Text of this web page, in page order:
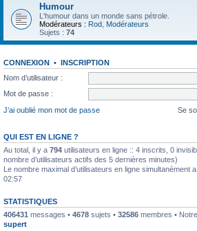
Humour
L'humour dans un monde sans pétrole.
Modérateurs : Rod Modérateurs
Sujets : 74
CONNEXION • INSCRIPTION
Nom d’utilisateur :
Mot de passe :
J’ai oublié mon mot de passe
Se
QUI EST EN LIGNE ?
Au total, il y a 794 utilisateurs en ligne :: 4 inscrits, 0
nombre d’utilisateurs actifs des 5 dernières minutes)
Le nombre maximal d’utilisateurs en ligne simultanément
02:57
STATISTIQUES
406431 messages • 4678 sujets • 32586 membres •
supert